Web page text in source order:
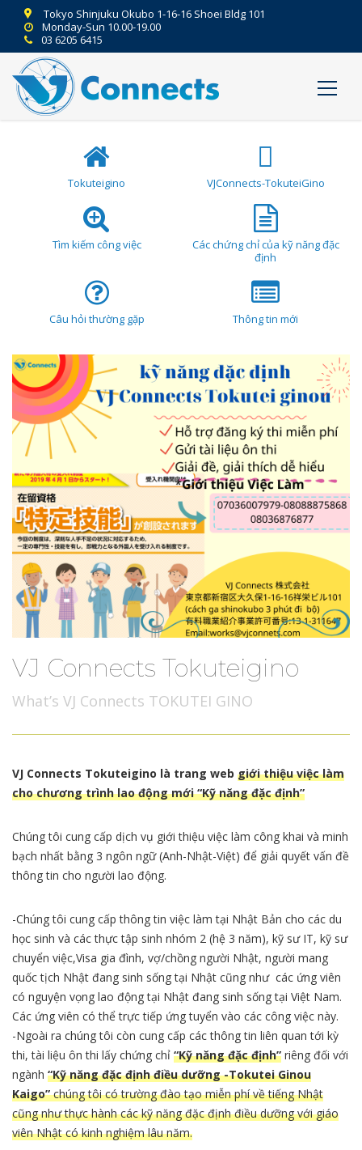
Tokyo Shinjuku Okubo 1-16-16 Shoei Bldg 101
Monday-Sun 10.00-19.00
03 6205 6415
Tokuteigino VJConnects-TokuteiGino
Tìm kiếm công việc
Các chứng chỉ của kỹ năng đặc
định
Câu hỏi thường gặp Thông tin mới
VJ Connects Tokuteigino
What’s VJ Connects TOKUTEI GINO
VJ Connects Tokuteigino là trang web giới thiệu việc làm
cho chương trình lao động mới “Kỹ năng đặc định”
Chúng tôi cung cấp dịch vụ giới thiệu việc làm công khai và minh
bạch nhất bằng 3 ngôn ngữ (Anh-Nhật-Việt) để giải quyết vấn đề
thông tin cho người lao động.
-Chúng tôi cung cấp thông tin việc làm tại Nhật Bản cho các du
học sinh và các thực tập sinh nhóm 2 (hệ 3 năm), kỹ sư IT, kỹ sư
chuyển việc,Visa gia đình, vợ/chồng người Nhật, người mang
quốc tịch Nhật đang sinh sống tại Nhật cũng như các ứng viên
có nguyện vọng lao động tại Nhật đang sinh sống tại Việt Nam.
Các ứng viên có thể trực tiếp ứng tuyển vào các công việc này.
-Ngoài ra chúng tôi còn cung cấp các thông tin liên quan tới kỳ
thi, tài liệu ôn thi lấy chứng chỉ “Kỹ năng đặc định” riêng đối với
ngành “Kỹ năng đặc định điều dưỡng -Tokutei Ginou
Kaigo”chúng tôi có trường đào tạo miễn phí về tiếng Nhật
cũng như thực hành các kỹ năng đặc định điều dưỡng với giáo
viên Nhật có kinh nghiệm lâu năm.